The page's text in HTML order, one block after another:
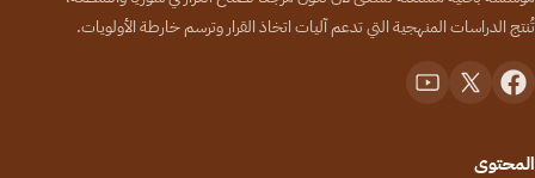
تُنتج الدراسات المنهجية التي تدعم آليات اتخاذ القرار وترسم خارطة الأولويات.
المحتوى